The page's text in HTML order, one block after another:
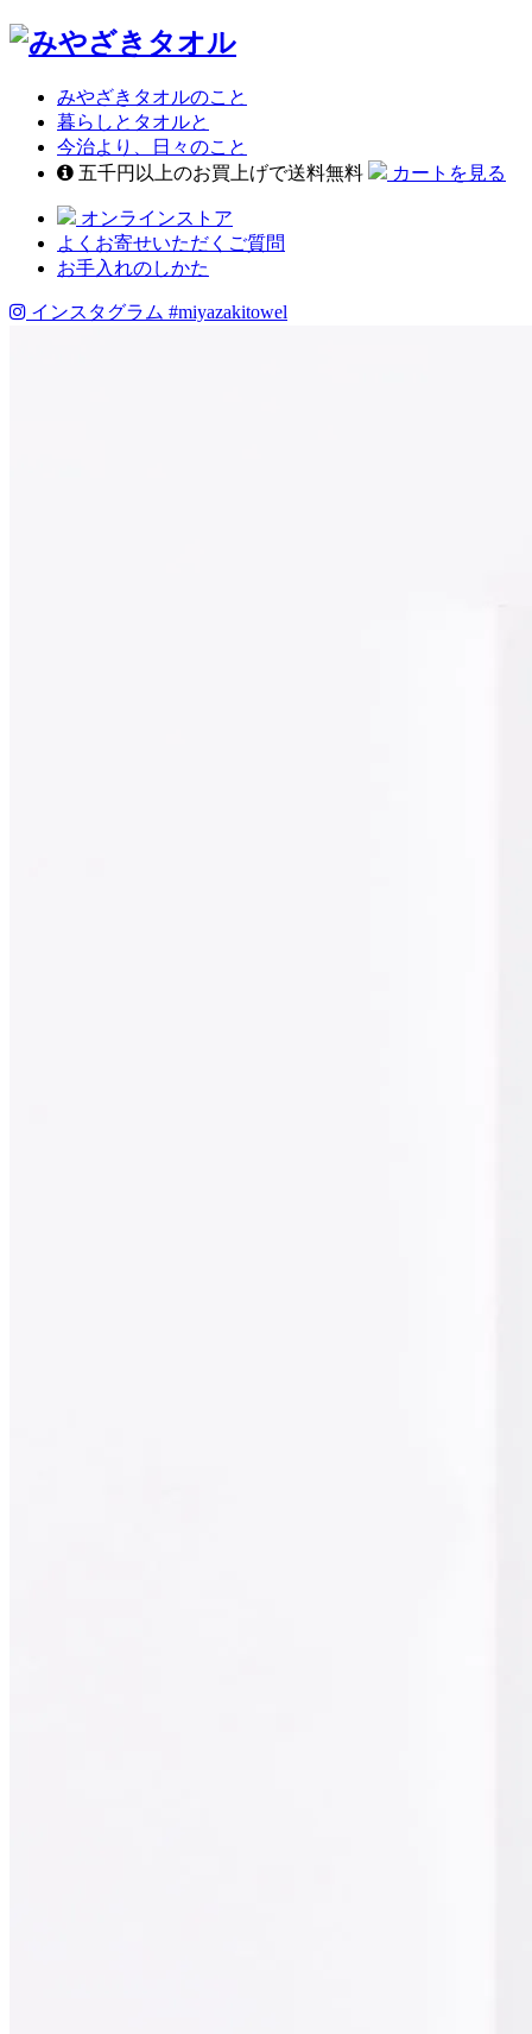
みやざきタオルのこと
暮らしとタオルと
今治より、日々のこと
五千円以上のお買上げで送料無料
カートを見る
オンラインストア
よくお寄せいただくご質問
お手入れのしかた
インスタグラム #miyazakitowel